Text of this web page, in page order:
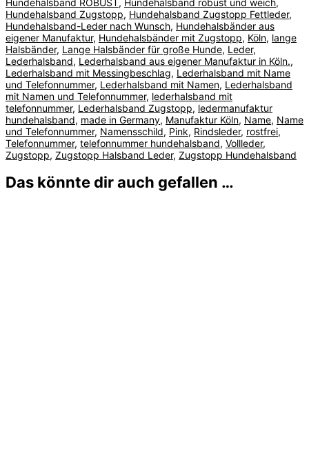
Hundehalsband ROBUST, Hundehalsband robust und weich,
Hundehalsband Zugstopp, Hundehalsband Zugstopp Fettleder,
Hundehalsband-Leder nach Wunsch, Hundehalsbänder aus
eigener Manufaktur, Hundehalsbänder mit Zugstopp, Köln, lange
Halsbänder, Lange Halsbänder für große Hunde, Leder,
Lederhalsband, Lederhalsband aus eigener Manufaktur in Köln.,
Lederhalsband mit Messingbeschlag, Lederhalsband mit Name
und Telefonnummer, Lederhalsband mit Namen, Lederhalsband
mit Namen und Telefonnummer, lederhalsband mit
telefonnummer, Lederhalsband Zugstopp, ledermanufaktur
hundehalsband, made in Germany, Manufaktur Köln, Name, Name
und Telefonnummer, Namensschild, Pink, Rindsleder, rostfrei,
Telefonnummer, telefonnummer hundehalsband, Vollleder,
Zugstopp, Zugstopp Halsband Leder, Zugstopp Hundehalsband
Das könnte dir auch gefallen …